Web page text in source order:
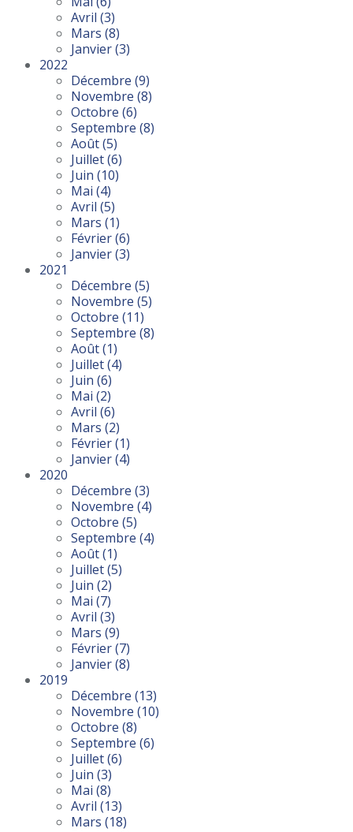
Avril (3)
Mars (8)
Janvier(3)
2022
Décembre (9)
Novembre (8)
Octobre (6)
Septembre (8)
Août(5)
Juillet(6)
Juin (10)
Mai (4)
Avril (5)
Mars (1)
Février(6)
Janvier(3)
2021
Décembre (5)
Novembre (5)
Octobre (11)
Septembre (8)
Août(1)
Juillet(4)
Juin (6)
Mai (2)
Avril (6)
Mars (2)
Février(1)
Janvier(4)
2020
Décembre (3)
Novembre (4)
Octobre (5)
Septembre (4)
Août(1)
Juillet(5)
Juin (2)
Mai (7)
Avril (3)
Mars (9)
Février(7)
Janvier(8)
2019
Décembre (13)
Novembre (10)
Octobre (8)
Septembre (6)
Juillet(6)
Juin (3)
Mai (8)
Avril (13)
Mars (18)